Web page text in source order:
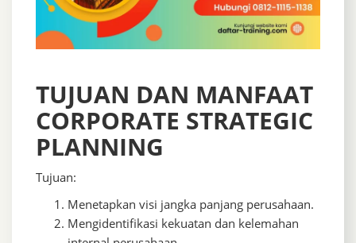
TUJUAN DAN MANFAAT
CORPORATE STRATEGIC
PLANNING
Tujuan:
Menetapkan visi jangka panjang perusahaan.
Mengidentifikasi kekuatan dan kelemahan